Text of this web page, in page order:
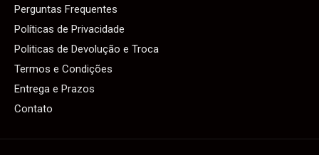
Perguntas Frequentes
Políticas de Privacidade
Politicas de Devolução e Troca
Termos e Condições
Entrega e Prazos
Contato